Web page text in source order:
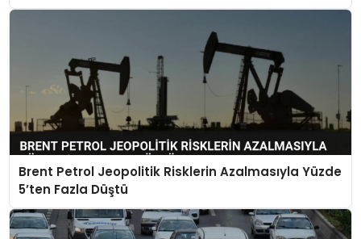
Brent Petrol Jeopolitik Risklerin Azalmasıyla Yüzde
5’ten Fazla Düştü